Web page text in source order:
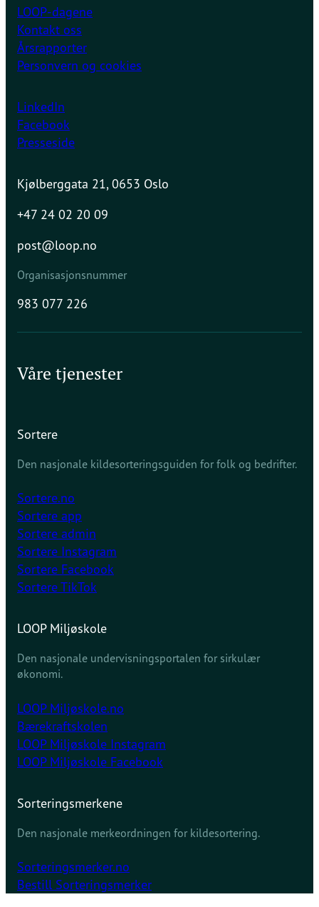
LOOP-dagene
Kontakt oss
Årsrapporter
Personvern og cookies
LinkedIn
Facebook
Presseside
Kjølberggata 21, 0653 Oslo
+47 24 02 20 09
post@loop.no
Organisasjonsnummer
983 077 226
Våre tjenester
Sortere
Den nasjonale kildesorteringsguiden for folk og bedrifter.
Sortere.no
Sortere app
Sortere admin
Sortere Instagram
Sortere Facebook
Sortere TikTok
LOOP Miljøskole
Den nasjonale undervisningsportalen for sirkulær
økonomi.
LOOP Miljøskole.no
Bærekraftskolen
LOOP Miljøskole Instagram
LOOP Miljøskole Facebook
Sorteringsmerkene
Den nasjonale merkeordningen for kildesortering.
Sorteringsmerker.no
Bestill Sorteringsmerker